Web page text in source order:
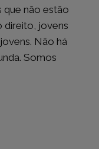
que não estão
direito, jovens
Não há
Somos